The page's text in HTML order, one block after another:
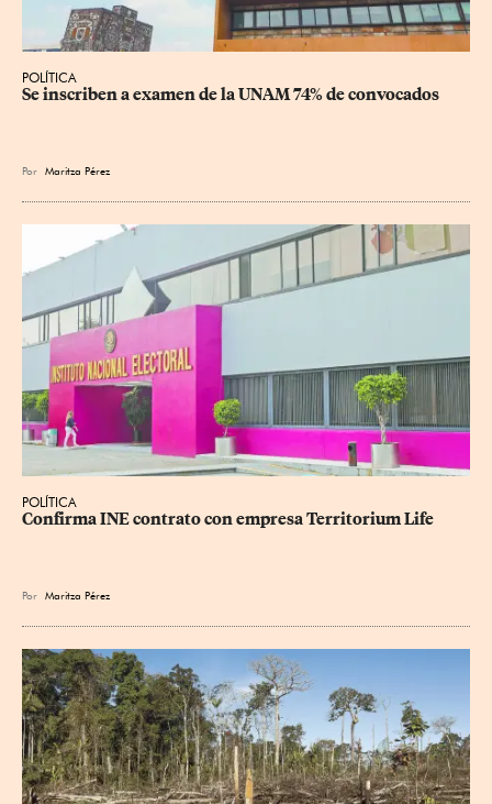
POLÍTICA
Se inscriben a examen de la UNAM 74% de convocados
Por Maritza Pérez
POLÍTICA
Confirma INE contrato con empresa Territorium Life
Por Maritza Pérez